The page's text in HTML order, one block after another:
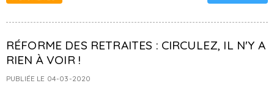
RÉFORME DES RETRAITES : CIRCULEZ, IL N'Y A
RIEN À VOIR !
PUBLIÉE LE 04-03-2020